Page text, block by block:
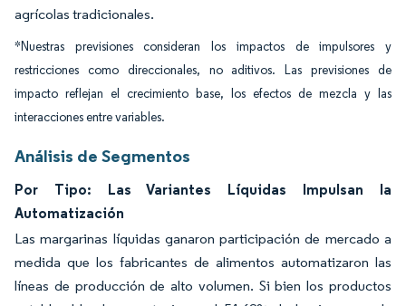
agrícolas tradicionales.
*Nuestras previsiones consideran los impactos de impulsores y
restricciones como direccionales, no aditivos. Las previsiones de
impacto reflejan el crecimiento base, los efectos de mezcla y las
interacciones entre variables.
Análisis de Segmentos
Por Tipo: Las Variantes Líquidas Impulsan la
Automatización
Las margarinas líquidas ganaron participación de mercado a
medida que los fabricantes de alimentos automatizaron las
líneas de producción de alto volumen. Si bien los productos